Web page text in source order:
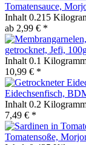
Tomatensauce,
Inhalt 0.215
ab 2,99 € *
getrocknet, Jefi,
Inhalt 0.1
10,99 € *
Eidechsenfisch,
Inhalt 0.2
7,49 € *
Tomatensoße,